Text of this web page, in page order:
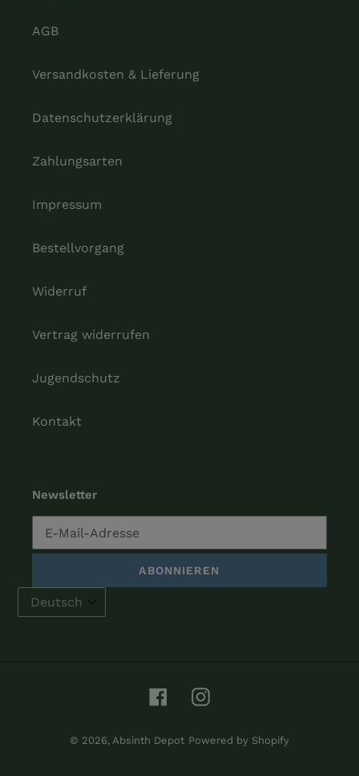
AGB
Versandkosten & Lieferung
Datenschutzerklärung
Zahlungsarten
Impressum
Bestellvorgang
Widerruf
Vertrag widerrufen
Jugendschutz
Kontakt
Newsletter
ABONNIEREN
FacebookInstagram
© 2026, Absinth Depot Powered by Shopify